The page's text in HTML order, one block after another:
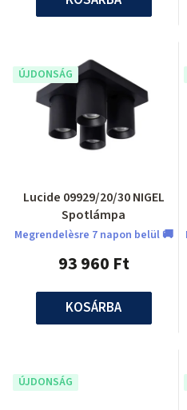
ÚJDONSÁG
Lucide 09929/20/30 NIGEL
Spotlámpa
Megrendelèsre 7 napon belül 🚚
93 960 Ft
KOSÁRBA
ÚJDONSÁG